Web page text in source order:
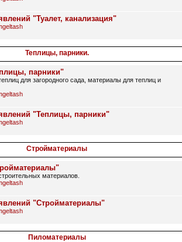
"Туалет, канализация"
Теплицы, парники.
парники"
для загородного сада, материалы для теплиц и
"Теплицы, парники"
Стройматериалы
материалов.
"Стройматериалы"
Пиломатериалы